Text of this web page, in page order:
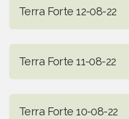
Terra Forte 12-08-22
Terra Forte 11-08-22
Terra Forte 10-08-22